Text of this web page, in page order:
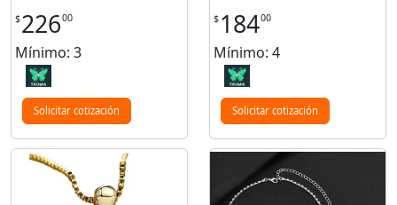
$22600
Mínimo: 3
Solicitar cotización
$ 18400
Mínimo: 4
Solicitar cotización